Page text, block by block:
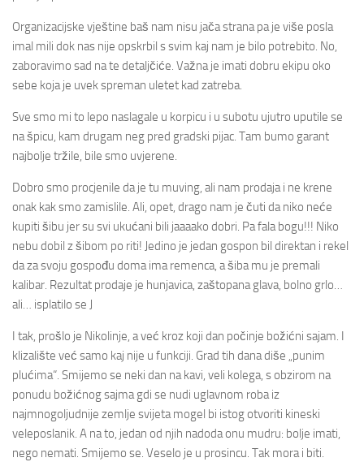
Organizacijske vještine baš nam nisu jača strana pa je više posla
imal mili dok nas nije opskrbil s svim kaj nam je bilo potrebito. No,
zaboravimo sad na te detaljčiće. Važna je imati dobru ekipu oko
sebe koja je uvek spreman uletet kad zatreba.
Sve smo mi to lepo naslagale u korpicu i u subotu ujutro uputile se
na špicu, kam drugam neg pred gradski pijac. Tam bumo garant
najbolje tržile, bile smo uvjerene.
Dobro smo procjenile da je tu muving, ali nam prodaja i ne krene
onak kak smo zamislile. Ali, opet, drago nam je čuti da niko neće
kupiti šibu jer su svi ukućani bili jaaaako dobri. Pa fala bogu!!! Niko
nebu dobil z šibom po riti! Jedino je jedan gospon bil direktan i rekel
da za svoju gospođu doma ima remenca, a šiba mu je premali
kalibar. Rezultat prodaje je hunjavica, zaštopana glava, bolno grlo…
ali… isplatilo se J
I tak, prošlo je Nikolinje, a već kroz koji dan počinje božićni sajam. I
klizalište već samo kaj nije u funkciji. Grad tih dana diše „punim
plućima“. Smijemo se neki dan na kavi, veli kolega, s obzirom na
ponudu božićnog sajma gdi se nudi uglavnom roba iz
najmnogoljudnije zemlje svijeta mogel bi istog otvoriti kineski
veleposlanik. A na to, jedan od njih nadoda onu mudru: bolje imati,
nego nemati. Smijemo se. Veselo je u prosincu. Tak mora i biti.